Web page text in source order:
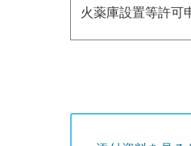
火薬庫設置等許可